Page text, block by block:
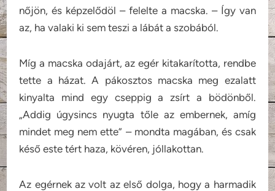
nőjön, és képzelődöl – felelte a macska. – Így van
az, ha valaki ki sem teszi a lábát a szobából.
Míg a macska odajárt, az egér kitakarította, rendbe
tette a házat. A pákosztos macska meg ezalatt
kinyalta mind egy cseppig a zsírt a bödönből.
„Addig úgysincs nyugta tőle az embernek, amíg
mindet meg nem ette” – mondta magában, és csak
késő este tért haza, kövéren, jóllakottan.
Az egérnek az volt az első dolga, hogy a harmadik